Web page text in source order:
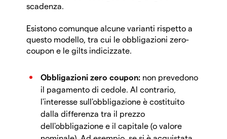
scadenza.
Esistono comunque alcune varianti rispetto a
questo modello, tra cui le obbligazioni zero-
coupon e le gilts indicizzate.
Obbligazioni zero coupon: non prevedono
il pagamento di cedole. Al contrario,
l'interesse sull'obbligazione è costituito
dalla differenza tra il prezzo
dell'obbligazione e il capitale (o valore